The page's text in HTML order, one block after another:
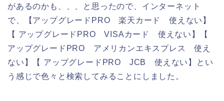
があるのかも、、、と思ったので、インターネット
で、【アップグレードPRO 楽天カード 使えない】
【 アップグレードPRO VISAカード 使えない】【
アップグレードPRO アメリカンエキスプレス 使え
ない】【 アップグレードPRO JCB 使えない】とい
う感じで色々と検索してみることにしました。